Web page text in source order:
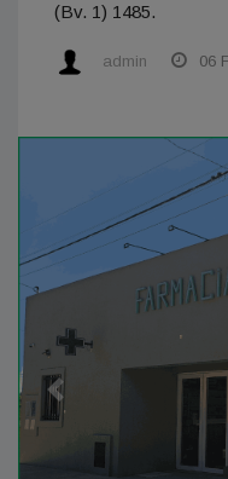
(Bv. 1) 1485.
admin 06
Anterior